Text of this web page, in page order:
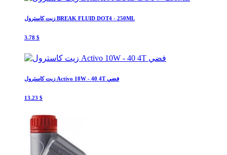
زيت كاسترول BREAK FLUID DOT4 - 250ML
3.78 $
زيت كاسترول Activo 10W - 40 4T فضي
13.23 $